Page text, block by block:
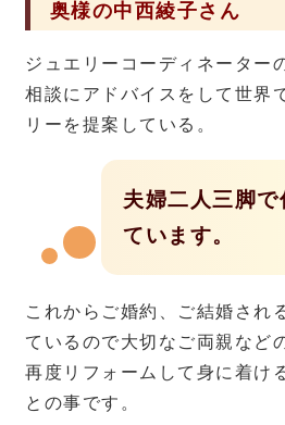
奥様の中西綾子さん
ジュエリーコーディネーター
相談にアドバイスをして世界
リーを提案している。
夫婦二人三脚
ています。
これからご婚約、ご結婚され
ているので大切なご両親など
再度リフォームして身に着け
との事です。